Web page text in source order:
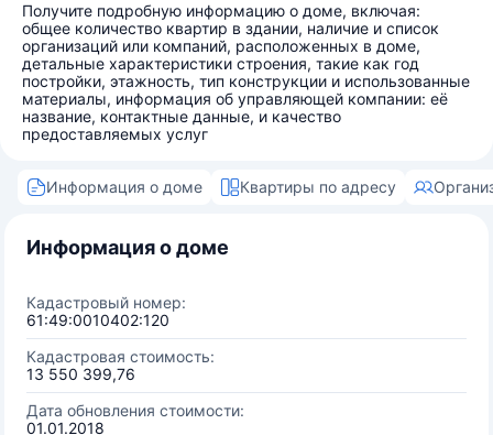
Получите подробную информацию о доме, включая:
общее количество квартир в здании, наличие и список
организаций или компаний, расположенных в доме,
детальные характеристики строения, такие как год
постройки, этажность, тип конструкции и использованные
материалы, информация об управляющей компании: её
название, контактные данные, и качество
предоставляемых услуг
Информация о доме Квартиры по адресу
Информация о доме
Кадастровый номер:
61:49:0010402:120
Кадастровая стоимость:
13 550 399,76
Дата обновления стоимости:
01.01.2018